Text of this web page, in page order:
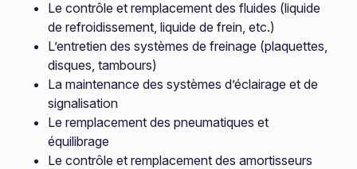
Le contrôle et remplacement des fluides (liquide
de refroidissement, liquide de frein, etc.)
L’entretien des systèmes de freinage (plaquettes,
disques, tambours)
La maintenance des systèmes d’éclairage et de
signalisation
Le remplacement des pneumatiques et
équilibrage
Le contrôle et remplacement des amortisseurs